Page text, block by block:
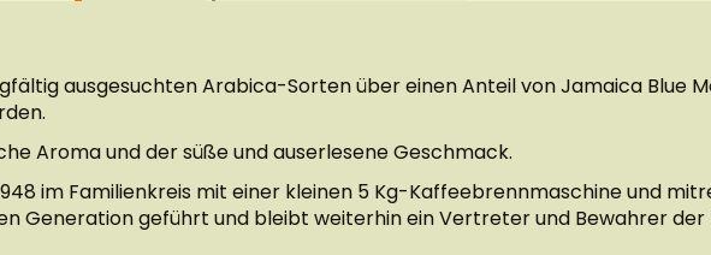
ausgesuchten Arabica-Sorten über einen Anteil von Jamaica Blue
Aroma und der süße und auserlesene Geschmack.
im Familienkreis mit einer kleinen 5 Kg-Kaffeebrennmaschine und
Generation geführt und bleibt weiterhin ein Vertreter und Bewahrer